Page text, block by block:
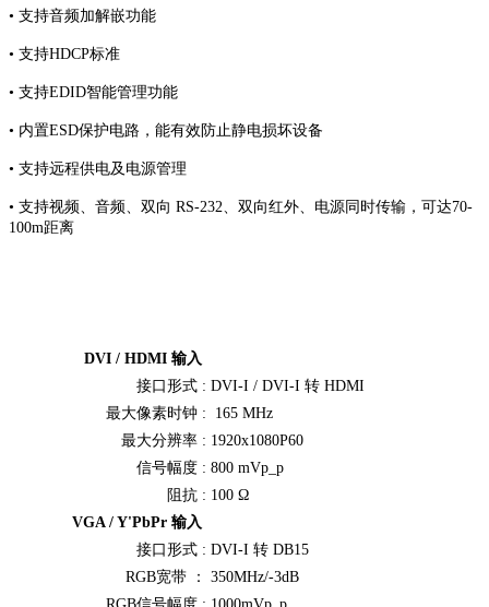
• 支持音频加解嵌功能
• 支持HDCP标准
• 支持EDID智能管理功能
• 内置ESD保护电路，能有效防止静电损坏设备
• 支持远程供电及电源管理
• 支持视频、音频、双向 RS-232、双向红外、电源同时传输，可达70-
100m距离
DVI / HDMI 输入
接口形式 : DVI-I / DVI-I 转 HDMI
最大像素时钟 : 165 MHz
最大分辨率 : 1920x1080P60
信号幅度 : 800 mVp_p
阻抗 : 100 Ω
VGA / Y'PbPr 输入
接口形式 : DVI-I 转 DB15
RGB宽带 ：
350MHz/-3dB